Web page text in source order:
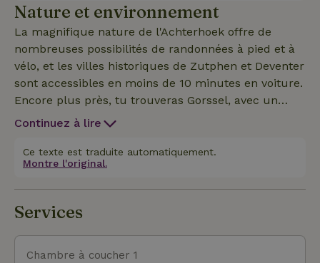
endroit merveilleux où te détendre en famille ou
entre amis, ou encore pour travailler au calme («
workation »).
Nature et environnement
La magnifique nature de l'Achterhoek offre de
nombreuses possibilités de randonnées à pied et à
vélo, et les villes historiques de Zutphen et Deventer
sont accessibles en moins de 10 minutes en voiture.
Encore plus près, tu trouveras Gorssel, avec un
large choix de magasins, de restaurants et, bien sûr,
plusieurs aires de jeux pour les enfants dans les
environs, comme l'aire de jeux couverte « Bij Jansen
en Jansen ».
Continuez à lire
Ce texte est traduite automatiquement.
Montre l'original.
Services
Chambre à coucher 1